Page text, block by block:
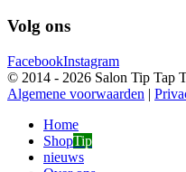
Volg ons
FacebookInstagram
© 2014 - 2026 Salon Tip Tap
Algemene voorwaarden |
Home
ShopTip
nieuws